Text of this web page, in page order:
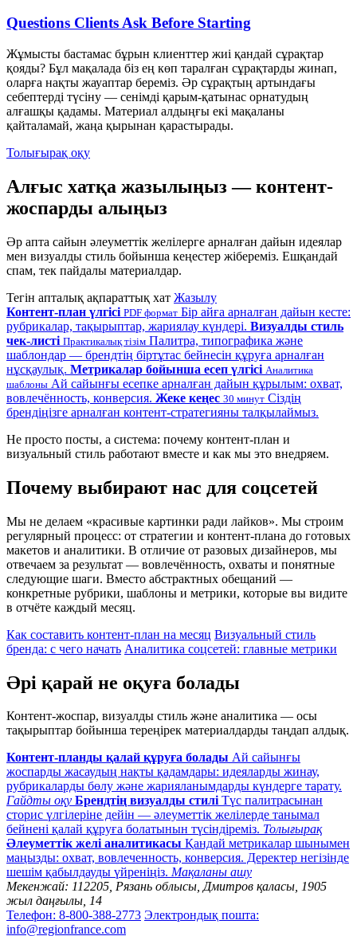
Questions Clients Ask Before Starting
Жұмысты бастамас бұрын клиенттер жиі қандай сұрақтар
қояды? Бұл мақалада біз ең көп таралған сұрақтарды жинап,
оларға нақты жауаптар береміз. Әр сұрақтың артындағы
себептерді түсіну — сенімді қарым-қатынас орнатудың
алғашқы қадамы. Материал алдыңғы екі мақаланы
қайталамай, жаңа қырынан қарастырады.
Толығырақ оқу
Алғыс хатқа жазылыңыз — контент-
жоспарды алыңыз
Әр апта сайын әлеуметтік желілерге арналған дайын идеялар
мен визуалды стиль бойынша кеңестер жібереміз. Ешқандай
спам, тек пайдалы материалдар.
Тегін апталық ақпараттық хат Жазылу
Контент-план үлгісі PDF формат Бір айға арналған дайын кесте:
рубрикалар, тақырыптар, жариялау күндері. Визуалды стиль
чек-листі Практикалық тізім Палитра, типографика және
шаблондар — брендтің біртұтас бейнесін құруға арналған
нұсқаулық. Метрикалар бойынша есеп үлгісі Аналитика
шаблоны Ай сайынғы есепке арналған дайын құрылым: охват,
вовлечённость, конверсия. Жеке кеңес 30 минут Сіздің
брендіңізге арналған контент-стратегияны талқылаймыз.
Не просто посты, а система: почему контент-план и
визуальный стиль работают вместе и как мы это внедряем.
Почему выбирают нас для соцсетей
Мы не делаем «красивые картинки ради лайков». Мы строим
регулярный процесс: от стратегии и контент-плана до готовых
макетов и аналитики. В отличие от разовых дизайнеров, мы
отвечаем за результат — вовлечённость, охваты и понятные
следующие шаги. Вместо абстрактных обещаний —
конкретные рубрики, шаблоны и метрики, которые вы видите
в отчёте каждый месяц.
Как составить контент-план на месяц Визуальный стиль
бренда: с чего начать Аналитика соцсетей: главные метрики
Әрі қарай не оқуға болады
Контент-жоспар, визуалды стиль және аналитика — осы
тақырыптар бойынша тереңірек материалдарды таңдап алдық.
Контент-планды қалай құруға болады Ай сайынғы
жоспарды жасаудың нақты қадамдары: идеяларды жинау,
рубрикаларды бөлу және жарияланымдарды күндерге тарату.
Гайдты оқу Брендтің визуалды стилі Түс палитрасынан
сторис үлгілеріне дейін — әлеуметтік желілерде танымал
бейнені қалай құруға болатынын түсіндіреміз. Толығырақ
Әлеуметтік желі аналитикасы Қандай метрикалар шынымен
маңызды: охват, вовлеченность, конверсия. Деректер негізінде
шешім қабылдауды үйреніңіз. Мақаланы ашу
Мекенжай: 112205, Рязань облысы, Дмитров қаласы, 1905
жыл даңғылы, 14
Телефон: 8-800-388-2773 Электрондық пошта:
info@regionfrance.com